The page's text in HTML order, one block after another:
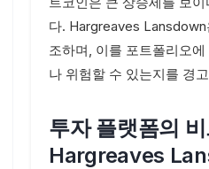
다. Hargreaves
조하며, 이를 포트폴리오
나 위험할 수 있는지를 경
투자 플랫폼의
Hargreaves